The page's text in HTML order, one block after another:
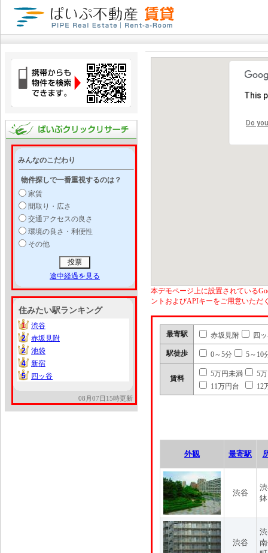
みんなのこだわり
物件探しで一番重視するのは？
家賃
間取り・広さ
交通アクセスの良さ
環境の良さ・利便性
その他
途中経過を見る
住みたい駅ランキング
1
1
渋谷
2
2
赤坂見附
2
2
池袋
4
4
新宿
5
5 四ッ谷
08月07日15時更新
This
Do
本デモページ上に設置されている
ントおよびAPIキーをご用意いただ
最寄駅 赤坂見附 四
駅徒歩 0～5分 5～10
賃料
5万円未満
5
11万円台
12
外観 最寄駅
渋谷
渋谷